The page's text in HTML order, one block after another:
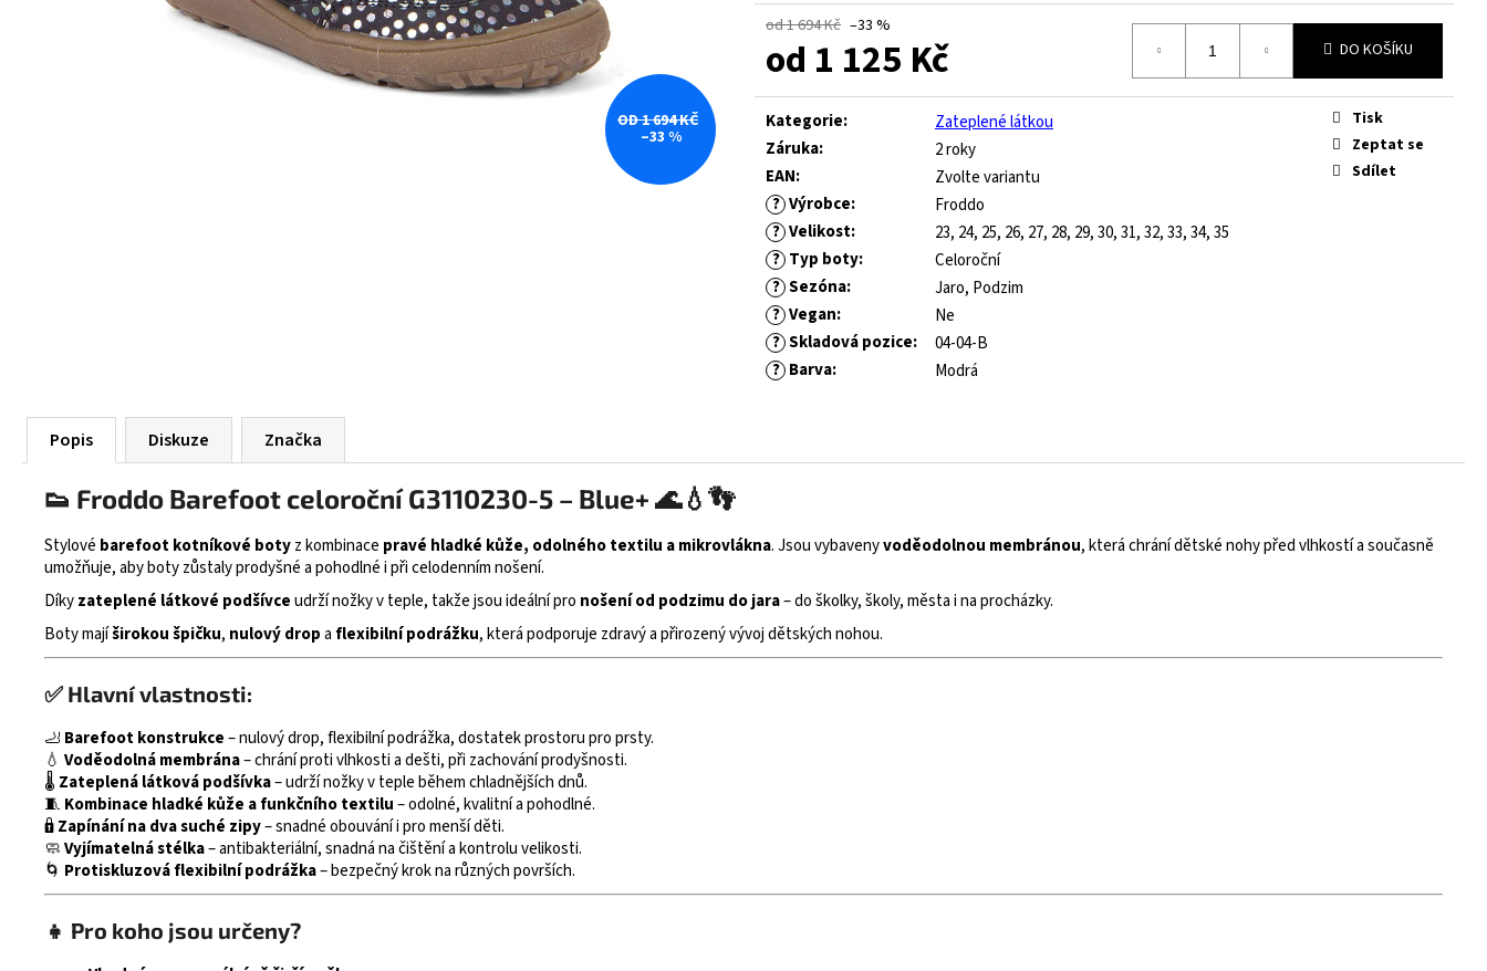
od 1 694 Kč –33 %
od 1 125 Kč
Měrná
cena:
DO KOŠÍKU
Kategorie:
Zateplené látkou
Záruka:
2 roky
EAN:
Zvolte variantu
? Výrobce:
Froddo
? Velikost:
23, 24, 25, 26, 27, 28, 29, 30, 31, 32, 33, 34, 35
? Typ boty:
Celoroční
? Sezóna:
Jaro, Podzim
? Vegan:
Ne
? Skladová pozice:
04-04-B
? Barva: Modrá
Tisk
Zeptat se
Sdílet
OD 1 694 KČ
–33 %
Popis Diskuze Značka
👟 Froddo Barefoot celoroční G3110230-5 – Blue+ 🌊💧👣
Stylové barefoot kotníkové botyz kombinace pravé hladké kůže, odolného textilu a mikrovlákna. Jsou vybavenyvoděodolnou membránou, která chrání dětské nohy před vlhkostí a současně
umožňuje, aby boty zůstaly prodyšné a pohodlné i při celodenním nošení.
Díkyzateplené látkové podšívceudrží nožky v teple, takže jsou ideální pro nošení od podzimu do jara– do školky, školy, města i na procházky.
Boty majíširokou špičku, nulový dropa flexibilní podrážku, která podporuje zdravý a přirozený vývoj dětských nohou.
✅ Hlavní vlastnosti:
🦶 Barefoot konstrukce– nulový drop, flexibilní podrážka, dostatek prostoru pro prsty.
💧 Voděodolná membrána– chrání proti vlhkosti a dešti, při zachování prodyšnosti.
🌡️ Zateplená látková podšívka– udrží nožky v teple během chladnějších dnů.
🧵 Kombinace hladké kůže a funkčního textilu– odolné, kvalitní a pohodlné.
🔒Zapínání na dva suché zipy– snadné obouvání i pro menší děti.
🧼Vyjímatelná stélka– antibakteriální, snadná na čištění a kontrolu velikosti.
🌀 Protiskluzová flexibilní podrážka– bezpečný krok na různých površích.
👧 Pro koho jsou určeny?
ROYAL BLUE
547 Kč
Původně:821 Kč
445 Kč
Původně:
1 490 Kč